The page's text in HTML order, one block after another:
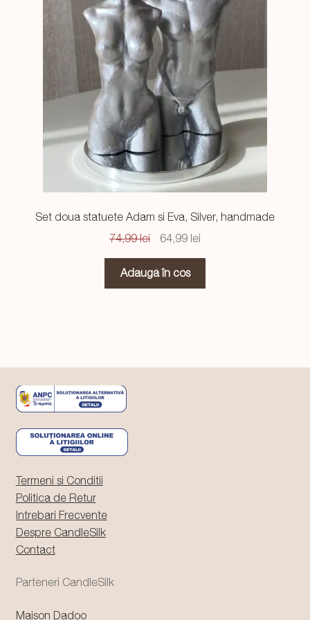
Set doua statuete Adam si Eva, Silver, handmade
74,99lei
Prețul
a
fost:
64,99 leiPrețul
64,99 lei.
Adaugă în coș
Termeni si Conditii
Politica de Retur
Intrebari Frecvente
Despre CandleSilk
Contact
Parteneri CandleSilk
Maison Dadoo